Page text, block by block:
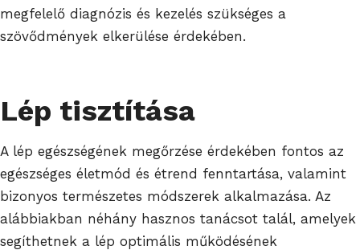
megfelelő diagnózis és kezelés szükséges a
szövődmények elkerülése érdekében.
Lép tisztítása
A lép egészségének megőrzése érdekében fontos az
egészséges életmód és étrend fenntartása, valamint
bizonyos természetes módszerek alkalmazása. Az
alábbiakban néhány hasznos tanácsot talál, amelyek
segíthetnek a lép optimális működésének